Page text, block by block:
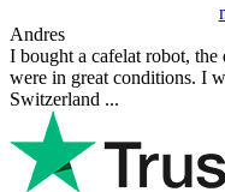
Andres
I bought a cafelat robot,
were in great conditions. I
Switzerland ...